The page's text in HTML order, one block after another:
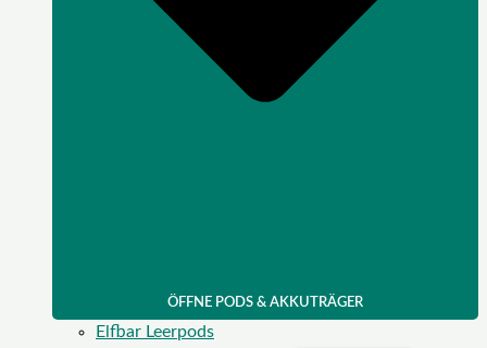
ÖFFNE PODS & AKKUTRÄGER
Elfbar Leerpods